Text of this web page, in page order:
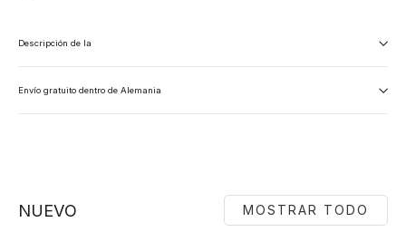
Descripción de la
Envío gratuito dentro de Alemania
NUEVO MOSTRAR TODO